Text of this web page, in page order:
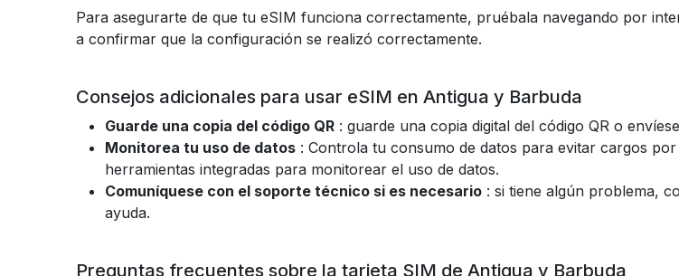
Para asegurarte de que tu eSIM funciona correctamente, pruébala navegando por
a confirmar que la configuración se realizó correctamente.
Consejos adicionales para usar eSIM en Antigua y Barbuda
Guarde una copia del código QR : guarde una copia digital del código QR o
Monitorea tu uso de datos : Controla tu consumo de datos para evitar cargos
herramientas integradas para monitorear el uso de datos.
Comuníquese con el soporte técnico si es necesario : si tiene algún problema,
ayuda.
Preguntas frecuentes sobre la tarjeta SIM de Antigua y Barbuda